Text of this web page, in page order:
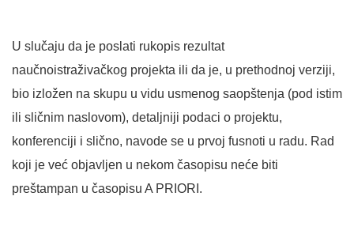
U slučaju da je poslati rukopis rezultat
naučnoistraživačkog projekta ili da je, u prethodnoj verziji,
bio izložen na skupu u vidu usmenog saopštenja (pod istim
ili sličnim naslovom), detaljniji podaci o projektu,
konferenciji i slično, navode se u prvoj fusnoti u radu. Rad
koji je već objavljen u nekom časopisu neće biti
preštampan u časopisu A PRIORI.